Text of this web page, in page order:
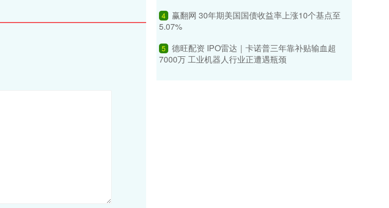
4
赢翻网 30年期美国国债收益率上涨10个基点至
5.07%
5 德旺配资 IPO雷达｜卡诺普三年靠补贴输血超
7000万 工业机器人行业正遭遇瓶颈